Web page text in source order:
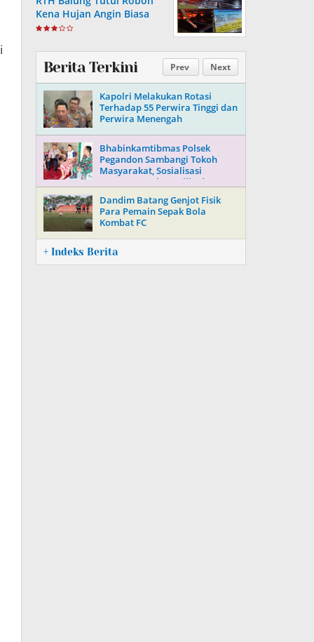
Kena Hujan Angin Biasa
Prev Next
Berita Terkini
Kapolri Melakukan Rotasi
Terhadap 55 Perwira Tinggi dan
Perwira Menengah
Bhabinkamtibmas Polsek
Pegandon Sambangi Tokoh
Masyarakat, Sosialisasi
Keamanan Jelang Pilkada 2024
Dandim Batang Genjot Fisik
Para Pemain Sepak Bola
Kombat FC
+ Indeks Berita